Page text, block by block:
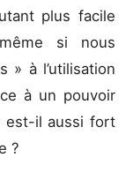
plus facile
si nous
» à l’utilisation
à un pouvoir
est-il aussi fort
?